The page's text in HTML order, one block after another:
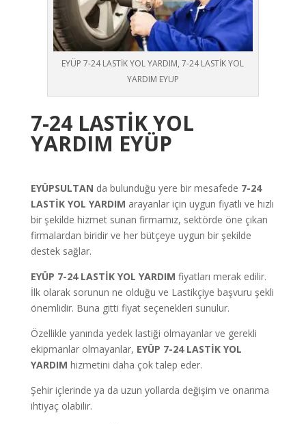
EYÜP 7-24 LASTİK YOL YARDIM, 7-24 LASTİK YOL
YARDIM EYUP
7-24 LASTİK YOL
YARDIM EYÜP
EYÜPSULTAN da bulunduğu yere bir mesafede 7-24
LASTİK YOL YARDIM arayanlar için uygun fiyatlı ve hızlı
bir şekilde hizmet sunan firmamız, sektörde öne çıkan
firmalardan biridir ve her bütçeye uygun bir şekilde
destek sağlar.
EYÜP 7-24 LASTİK YOL YARDIM fiyatları merak edilir.
İlk olarak sorunun ne olduğu ve Lastikçiye başvuru şekli
önemlidir. Buna gitti fiyat seçenekleri sunulur.
Özellikle yanında yedek lastiği olmayanlar ve gerekli
ekipmanlar olmayanlar, EYÜP 7-24 LASTİK YOL
YARDIM hizmetini daha çok talep eder.
Şehir içlerinde ya da uzun yollarda değişim ve onarıma
ihtiyaç olabilir.